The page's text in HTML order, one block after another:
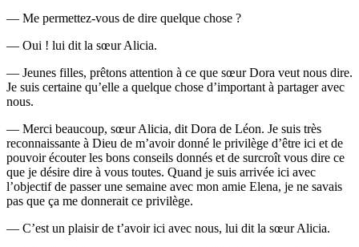
— Me permettez-vous de dire quelque chose ?
— Oui ! lui dit la sœur Alicia.
— Jeunes filles, prêtons attention à ce que sœur Dora veut nous dire.
Je suis certaine qu’elle a quelque chose d’important à partager avec
nous.
— Merci beaucoup, sœur Alicia, dit Dora de Léon. Je suis très
reconnaissante à Dieu de m’avoir donné le privilège d’être ici et de
pouvoir écouter les bons conseils donnés et de surcroît vous dire ce
que je désire dire à vous toutes. Quand je suis arrivée ici avec
l’objectif de passer une semaine avec mon amie Elena, je ne savais
pas que ça me donnerait ce privilège.
— C’est un plaisir de t’avoir ici avec nous, lui dit la sœur Alicia.